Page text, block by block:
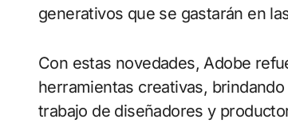
generativos que se gastarán en
Con estas novedades, Adobe
herramientas creativas,
trabajo de diseñadores y